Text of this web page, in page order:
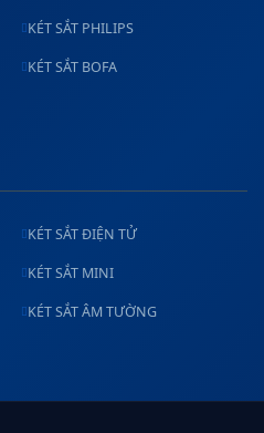
KÉT SẮT PHILIPS
KÉT SẮT BOFA
KÉT SẮT ĐIỆN TỬ
KÉT SẮT MINI
KÉT SẮT ÂM TƯỜNG